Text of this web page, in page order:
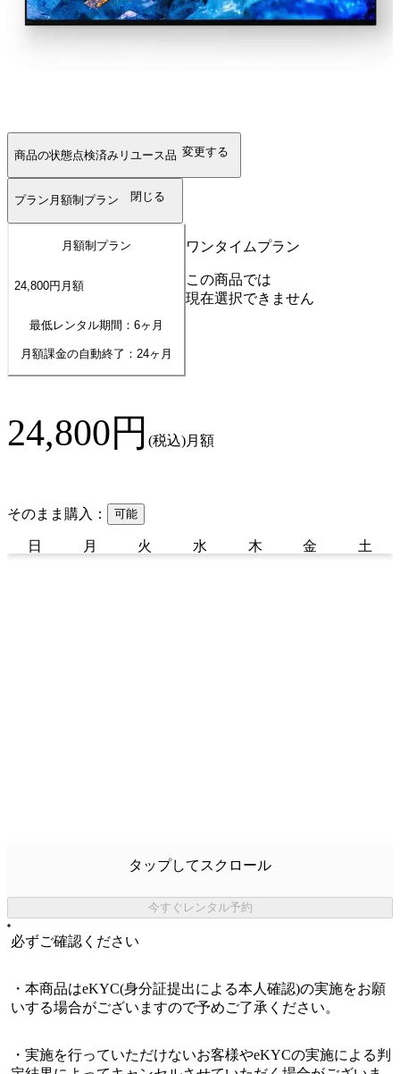
商品の状態点検済みリユース品 変更する
プラン 月額制プラン 閉じる
月額制プラン
24,800円 月額
最低レンタル期間：6ヶ月
月額課金の自動終了： 24ヶ月
ワンタイムプラン
この商品では
現在選択できません
24,800円 (税込)月額
そのまま購入： 可能
日 月 火 水 木 金 土
タップしてスクロール
今すぐレンタル予約
必ずご確認ください
・本商品はeKYC(身分証提出による本人確認)の実施をお願
いする場合がございますので予めご了承ください。
・実施を行っていただけないお客様やeKYCの実施による判